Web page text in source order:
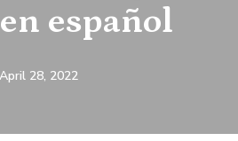
español
April 28, 2022